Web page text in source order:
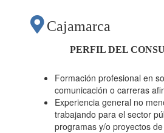
Cajamarca
PERFIL DEL
Formación profesional en
comunicación o carreras
Experiencia general no
trabajando para el sector
programas y/o proyectos